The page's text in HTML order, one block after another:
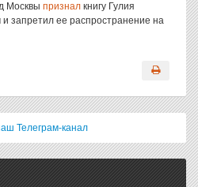
Москвы признал книгу Гулия
запретил ее распространение на
Телеграм-канал